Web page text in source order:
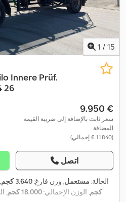
1 / 15
Innere Prüf.
26
‏9.950 €
سعر ثابت بالإضافة إلى ضريبة القيمة
المضافة
(‏11.840 € إجمالي)
اتصل
الحالة: مستعمل, وزن فارغ:3.640 كجم
كجم, الوزن الإجمالي:18.000 كجم ,